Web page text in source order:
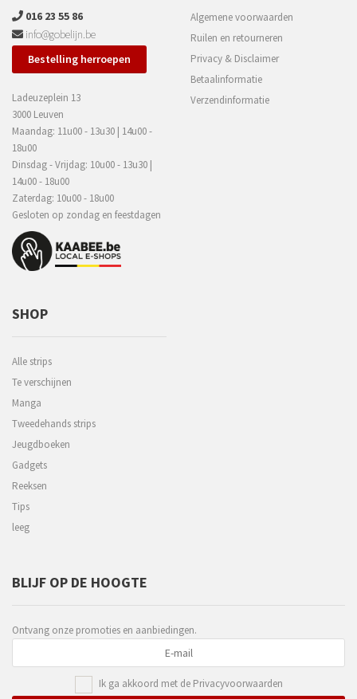
016 23 55 86
info@gobelijn.be
Bestelling herroepen
Ladeuzeplein 13
3000 Leuven
Maandag: 11u00 - 13u30 | 14u00 -
18u00
Dinsdag - Vrijdag: 10u00 - 13u30 |
14u00 - 18u00
Zaterdag: 10u00 - 18u00
Gesloten op zondag en feestdagen
Algemene voorwaarden
Ruilen en retourneren
Privacy & Disclaimer
Betaalinformatie
Verzendinformatie
SHOP
Alle strips
Te verschijnen
Manga
Tweedehands strips
Jeugdboeken
Gadgets
Reeksen
Tips
leeg
BLIJF OP DE HOOGTE
Ontvang onze promoties en aanbiedingen.
Ik ga akkoord met de Privacyvoorwaarden